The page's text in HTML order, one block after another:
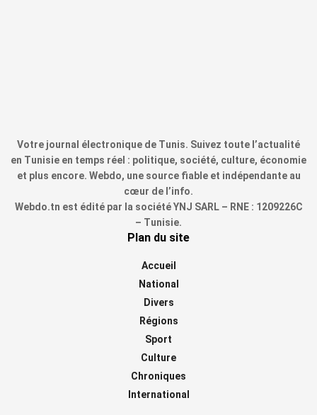
Votre journal électronique de Tunis. Suivez toute l’actualité
en Tunisie en temps réel : politique, société, culture, économie
et plus encore. Webdo, une source fiable et indépendante au
cœur de l’info.
Webdo.tn est édité par la société YNJ SARL – RNE : 1209226C
– Tunisie.
Plan du site
Accueil
National
Divers
Régions
Sport
Culture
Chroniques
International